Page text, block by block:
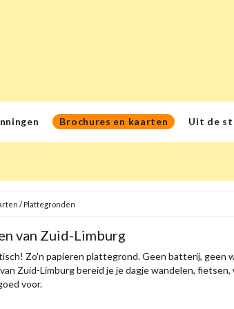
Brochures en kaarten Uit de
/ Plattegronden
van Zuid-Limburg
Zo'n papieren plattegrond. Geen batterij, geen
Zuid-Limburg bereid je je dagje wandelen,
voor.